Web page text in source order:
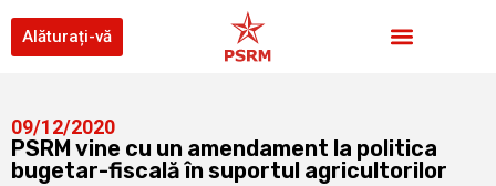
Alăturați-vă
09/12/2020
PSRM vine cu un amendament la politica
bugetar-fiscală în suportul agricultorilor